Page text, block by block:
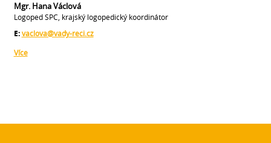
Mgr. Hana Václová
Logoped SPC, krajský logopedický koordinátor
E:vaclova@vady-reci.cz
Více